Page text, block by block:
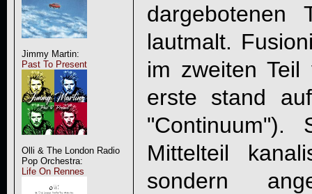
Jimmy Martin:
Past To Present
Olli & The London Radio
Pop Orchestra:
Life On Rennes
dargebotenen
lautmalt.
im zweiten
erste stand
Mittelteil
sondern